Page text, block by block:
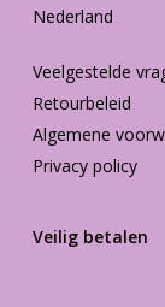
Nederland
Veelgestelde
Retourbeleid
Algemene
Privacy policy
Veilig betalen